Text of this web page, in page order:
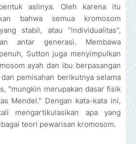
aslinya. Oleh karena itu
bahwa semua kromosom
stabil, atau "individualitas",
antar generasi. Membawa
Sutton juga menyimpulkan
ayah dan ibu berpasangan
pemisahan berikutnya selama
"mungkin merupakan dasar fisik
Mendel." Dengan kata-kata ini,
mengartikulasikan apa yang
teori pewarisan kromosom.